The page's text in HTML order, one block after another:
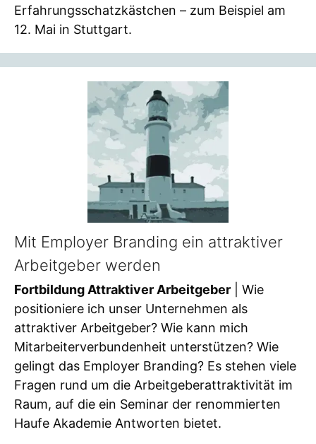
Erfahrungsschatzkästchen – zum Beispiel am
12. Mai in Stuttgart.
Mit Employer Branding ein attraktiver
Arbeitgeber werden
Fortbildung Attraktiver Arbeitgeber | Wie
positioniere ich unser Unternehmen als
attraktiver Arbeitgeber? Wie kann mich
Mitarbeiterverbundenheit unterstützen? Wie
gelingt das Employer Branding? Es stehen viele
Fragen rund um die Arbeitgeberattraktivität im
Raum, auf die ein Seminar der renommierten
Haufe Akademie Antworten bietet.